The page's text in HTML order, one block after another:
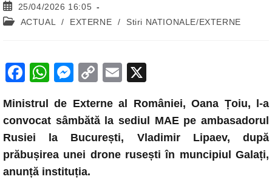
Post
published:
25/04/2026 16:05
Post ACTUAL / EXTERNE / Stiri NATIONALE/EXTERNE
F
c
e
b
o
W
at
s
A
p
M
ss
e
n
g
C
p
y
Li
E
ail
Ministrul de Externe al României, Oana Țoiu, l-a
convocat sâmbătă la sediul MAE pe ambasadorul
Rusiei la București, Vladimir Lipaev, după
prăbușirea unei drone rusești în muncipiul Galați,
anunță instituția.